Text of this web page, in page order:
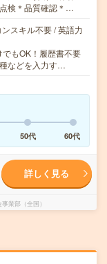
検＊品質確認＊…
スキル不要 / 英語力
もOK！履歴書不要
などを入力す…
50代 60代
詳しく見る
業部（全国）